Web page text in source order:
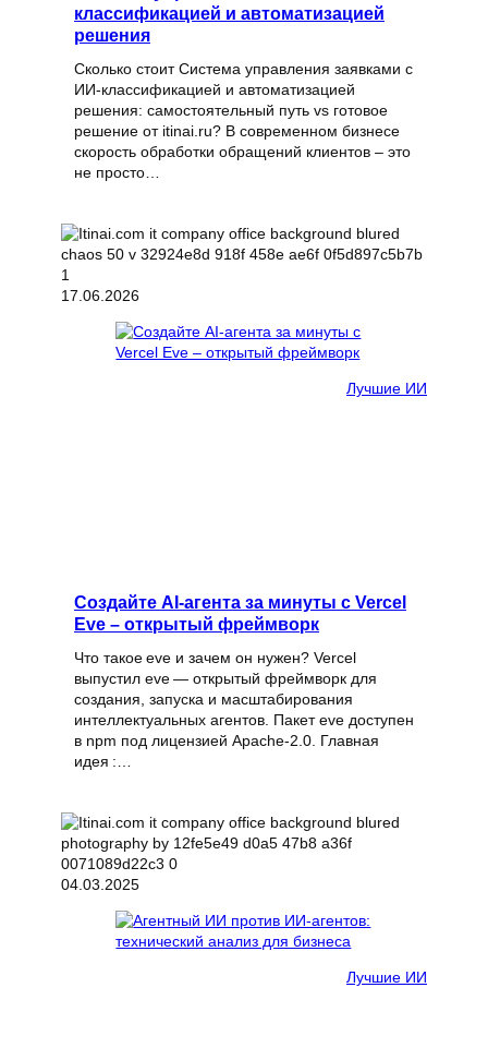
классификацией и автоматизацией
решения
Сколько стоит Система управления заявками с
ИИ-классификацией и автоматизацией
решения: самостоятельный путь vs готовое
решение от itinai.ru? В современном бизнесе
скорость обработки обращений клиентов – это
не просто…
17.06.2026
Лучшие ИИ
Создайте AI‑агента за минуты с Vercel
Eve – открытый фреймворк
Что такое eve и зачем он нужен? Vercel
выпустил eve — открытый фреймворк для
создания, запуска и масштабирования
интеллектуальных агентов. Пакет eve доступен
в npm под лицензией Apache‑2.0. Главная
идея :…
04.03.2025
Лучшие ИИ